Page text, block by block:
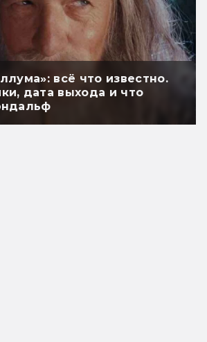
всё что известно.
дата выхода и что